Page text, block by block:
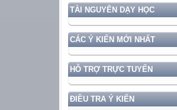
TÀI NGUYÊN DẠY HỌC
CÁC Ý KIẾN MỚI NHẤT
HỖ TRỢ TRỰC TUYẾN
ĐIỀU TRA Ý KIẾN